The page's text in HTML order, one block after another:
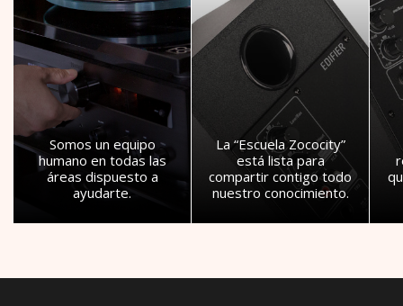
Somos un equipo
humano en todas las
áreas dispuesto a
ayudarte.
La “Escuela Zococity”
está lista para
compartir contigo todo
nuestro conocimiento.